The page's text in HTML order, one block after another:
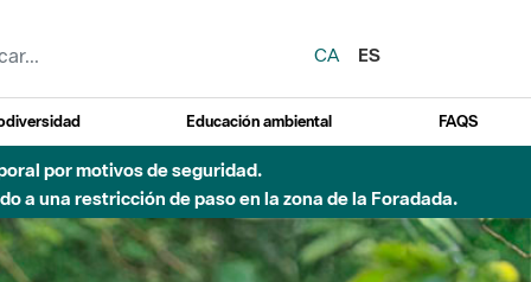
CA
ES
Educación ambiental FAQS
por motivos de seguridad.
a una restricción de paso en la zona de la Foradada.